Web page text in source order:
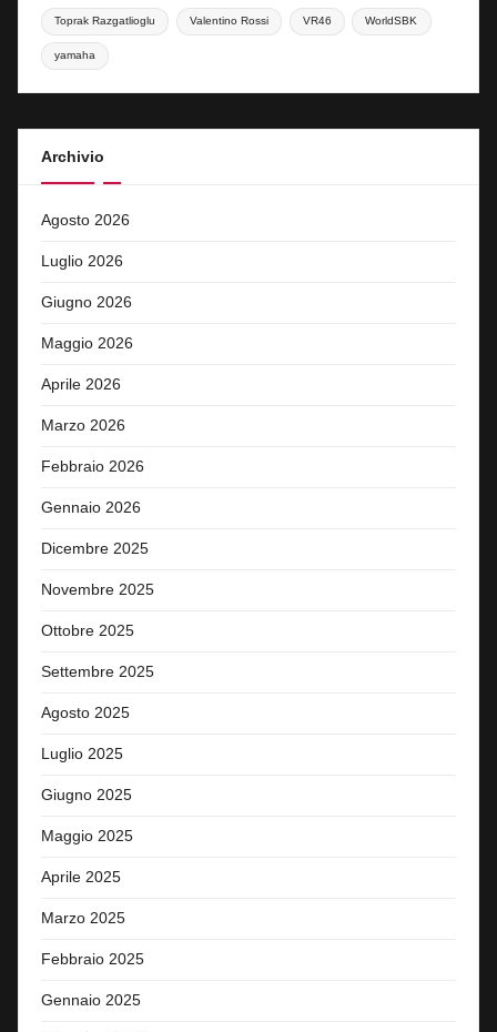
Toprak Razgatlioglu Valentino Rossi VR46 WorldSBK
yamaha
Archivio
Agosto 2026
Luglio 2026
Giugno 2026
Maggio 2026
Aprile 2026
Marzo 2026
Febbraio 2026
Gennaio 2026
Dicembre 2025
Novembre 2025
Ottobre 2025
Settembre 2025
Agosto 2025
Luglio 2025
Giugno 2025
Maggio 2025
Aprile 2025
Marzo 2025
Febbraio 2025
Gennaio 2025